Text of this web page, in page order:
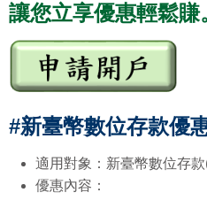
讓您立享優惠輕鬆賺
#新臺幣數位存款優
適用對象：新臺幣數位存
優惠內容：